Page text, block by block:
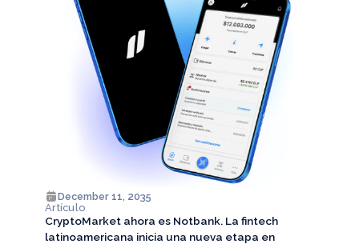
December 11, 2035
Artículo
CryptoMarket ahora es Notbank. La fintech
latinoamericana inicia una nueva etapa en